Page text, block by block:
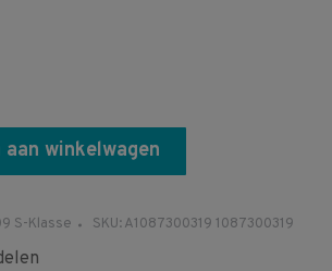
aan winkelwagen
S-Klasse SKU:A1087300319 1087300319